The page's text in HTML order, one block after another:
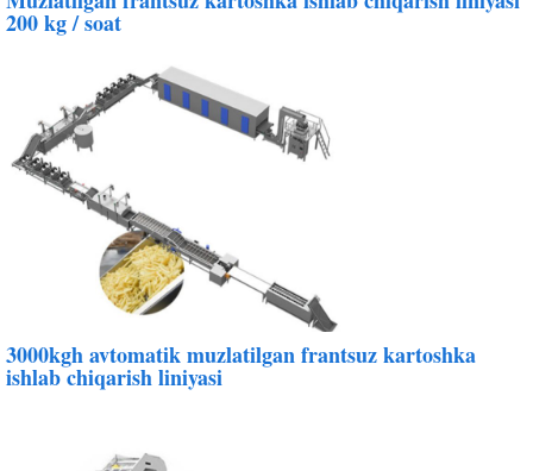
200 kg / soat
3000kgh avtomatik muzlatilgan frantsuz kartoshka
ishlab chiqarish liniyasi